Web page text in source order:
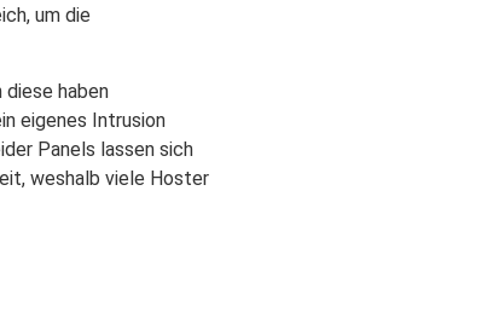
um die
diese haben
eigenes Intrusion
Panels lassen sich
weshalb viele Hoster